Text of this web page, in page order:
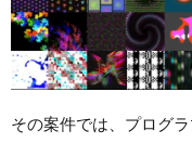
その案件では、プログ